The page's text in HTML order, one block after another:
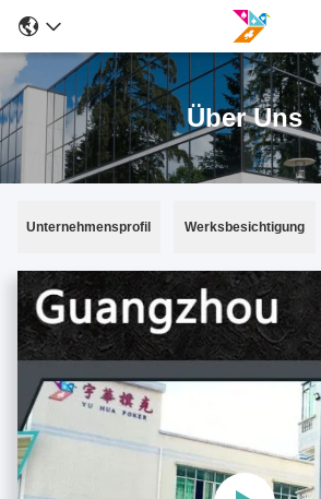
Über Uns
Unternehmensprofil Werksbesichtigung